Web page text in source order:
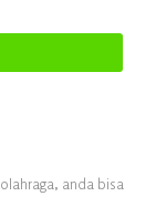
anda bisa